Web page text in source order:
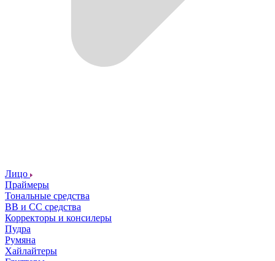
Лицо
Праймеры
Тональные средства
ВВ и СС средства
Корректоры и консилеры
Пудра
Румяна
Хайлайтеры